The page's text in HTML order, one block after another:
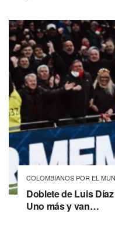
COLOMBIANOS POR EL
Doblete de Luis
Uno más y van…